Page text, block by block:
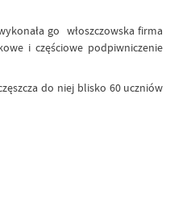
go włoszczowska firma
i częściowe podpiwniczenie
do niej blisko 60 uczniów